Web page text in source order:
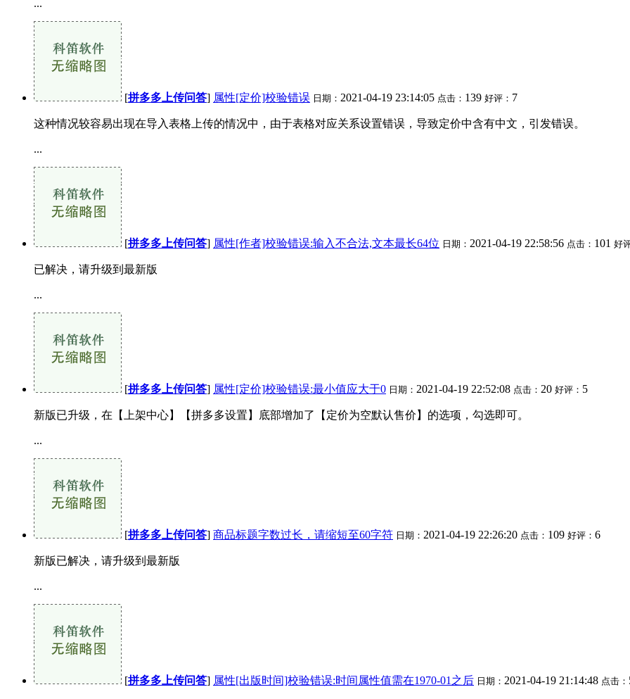
...
[拼多多上传问答] 属性[定价]校验错误 日期： 2021-04-19 23:14:05 点击： 139 好评： 7
这种情况较容易出现在导入表格上传的情况中，由于表格对应关系设置错误，导致定价中含有中文，引发错误。
...
[拼多多上传问答] 属性[作者]校验错误:输入不合法,文本最长64位 日期： 2021-04-19 22:58:56 点击： 101 好
已解决，请升级到最新版
...
[拼多多上传问答] 属性[定价]校验错误:最小值应大于0 日期： 2021-04-19 22:52:08 点击： 20 好评： 5
新版已升级，在【上架中心】【拼多多设置】底部增加了【定价为空默认售价】的选项，勾选即可。
...
[拼多多上传问答] 商品标题字数过长，请缩短至60字符 日期： 2021-04-19 22:26:20 点击： 109 好评： 6
新版已解决，请升级到最新版
...
[拼多多上传问答] 属性[出版时间]校验错误:时间属性值需在1970-01之后 日期： 2021-04-19 21:14:48 点击：